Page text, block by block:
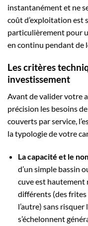
instantanément et ne
coût d’exploitation est
particulièrement pour
en continu pendant de
Les critères
investissement
Avant de valider votre
précision les besoins
couverts par service,
la typologie de votre
La capacité et le
d’un simple bassin
cuve est hautement
différents (des frites
l’autre) sans
s’échelonnent